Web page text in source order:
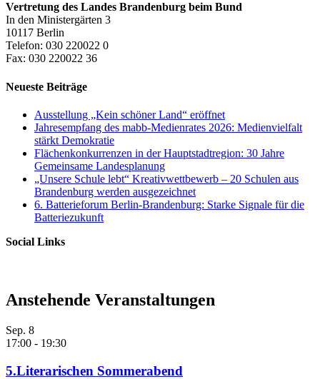
Vertretung des Landes Brandenburg beim Bund
In den Ministergärten 3
10117 Berlin
Telefon: 030 220022 0
Fax: 030 220022 36
Neueste Beiträge
Ausstellung „Kein schöner Land“ eröffnet
Jahresempfang des mabb-Medienrates 2026: Medienvielfalt
stärkt Demokratie
Flächenkonkurrenzen in der Hauptstadtregion: 30 Jahre
Gemeinsame Landesplanung
„Unsere Schule lebt“ Kreativwettbewerb – 20 Schulen aus
Brandenburg werden ausgezeichnet
6. Batterieforum Berlin-Brandenburg: Starke Signale für die
Batteriezukunft
Social Links
Anstehende Veranstaltungen
Sep. 8
17:00 - 19:30
5.Literarischen Sommerabend